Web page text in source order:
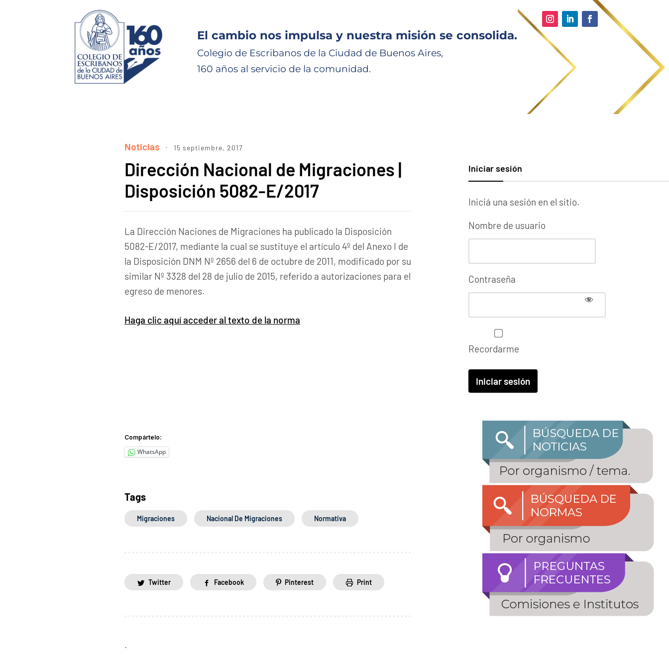
El cambio nos impulsa y nuestra misión se consolida.
Colegio de Escribanos de la Ciudad de Buenos Aires,
160 años al servicio de la comunidad.
Noticias 15 septiembre, 2017
Dirección Nacional de Migraciones |
Disposición 5082-E/2017
La Dirección Naciones de Migraciones ha publicado la Disposición
5082-E/2017, mediante la cual se sustituye el artículo 4º del Anexo I de
la Disposición DNM Nº 2656 del 6 de octubre de 2011, modificado por su
similar Nº 3328 del 28 de julio de 2015, referido a autorizaciones para el
egreso de menores.
Haga clic aquí acceder al texto de la norma
Compártelo:
WhatsApp
Tags
Migraciones Nacional De Migraciones Normativa
Twitter Facebook Pinterest Print
.
Iniciar sesión
Iniciá una sesión en el sitio.
Nombre de usuario
Contraseña
Recordarme